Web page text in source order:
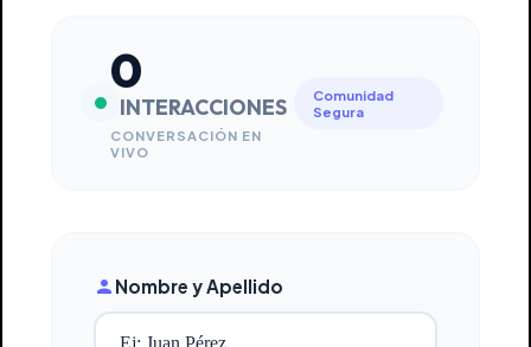
0
INTERACCIONES
CONVERSACIÓN EN
VIVO
Comunidad
Segura
Nombre y Apellido